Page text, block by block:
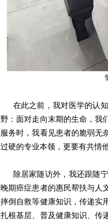
在此之前，我对医学的认
野：面对走向末期的生命，我
服务时，我看见患者的脆弱无
过硬的专业本领，更要有共情
除居家随访外，我还跟随
晚期癌症患者的惠民帮扶与人
摔倒自救等健康知识，传递实
扎根基层、普及健康知识、传